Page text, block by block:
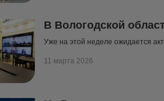
В Вологодской
Уже на этой неделе ожидается
11 марта 2026